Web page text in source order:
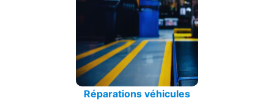
Réparations véhicules